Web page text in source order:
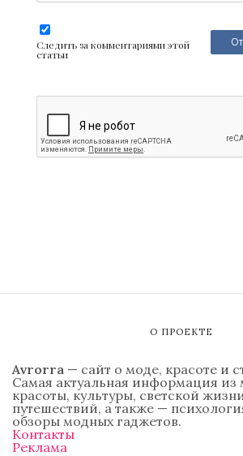
Следить за комментариями этой
статьи
О ПРОЕКТЕ
Avrorra — сайт о моде, красоте и
Самая актуальная информация
красоты, культуры, светской
путешествий, а также —
обзоры модных гаджетов.
Контакты
Реклама